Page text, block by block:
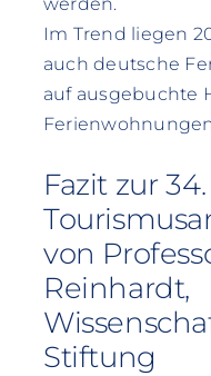
Im Trend liegen
auch deutsche
auf ausgebuchte
Fazit zur
von
Reinhardt,
Stiftung